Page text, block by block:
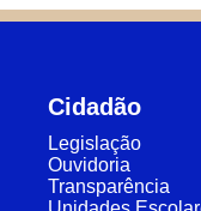
Cidadão
Legislação
Ouvidoria
Transparência